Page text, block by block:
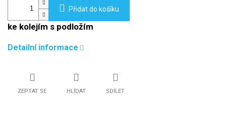
Přidat do košíku
ke kolejím s podložím
Detailní informace
ZEPTAT SE HLÍDAT SDÍLET